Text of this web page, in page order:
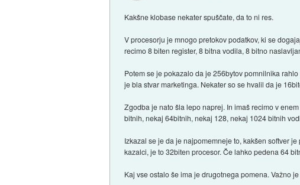
Kakšne klobase nekater spuščate, da to ni res.
V procesorju je mnogo pretokov podatkov, ki se
recimo 8 biten register, 8 bitna vodila, 8 bitno
Potem se je pokazalo da je 256bytov pomnilnika
je bla stvar marketinga. Nekater so se hvalil da je
Zgodba je nato šla lepo naprej. In imaš recimo v
bitnih, nekaj 64bitnih, nekaj 128, nekaj 1024 bitnih
Izkazal se je da je najpomemneje to, kakšen softver
kazalci, je to 32biten procesor. Če lahko pedena 64
Kaj vse ostalo še ima je drugotnega pomena. Važno